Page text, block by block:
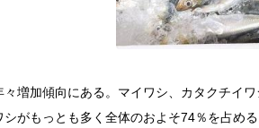
増加傾向にある。マイワシ、カタクチイ
がもっとも多く全体のおよそ74％を占め